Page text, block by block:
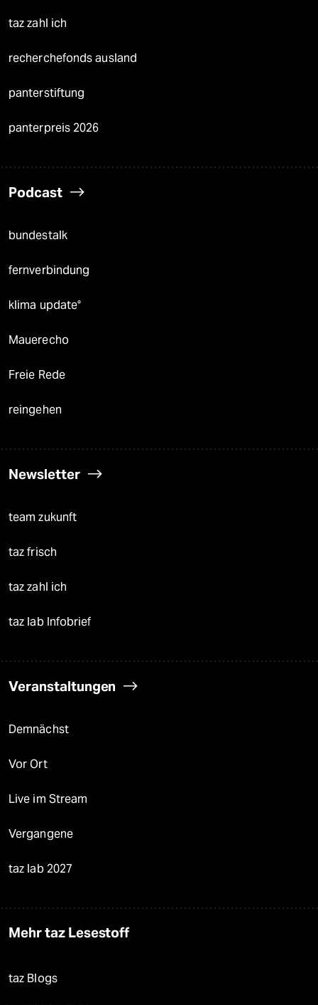
taz zahl ich
recherchefonds ausland
panterstiftung
panterpreis 2026
Podcast
bundestalk
fernverbindung
klima update°
Mauerecho
Freie Rede
reingehen
Newsletter
team zukunft
taz frisch
taz zahl ich
taz lab Infobrief
Veranstaltungen
Demnächst
Vor Ort
Live im Stream
Vergangene
taz lab 2027
Mehr taz Lesestoff
taz Blogs